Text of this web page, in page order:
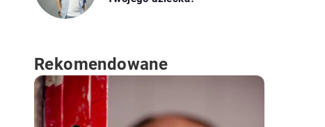
Rekomendowane